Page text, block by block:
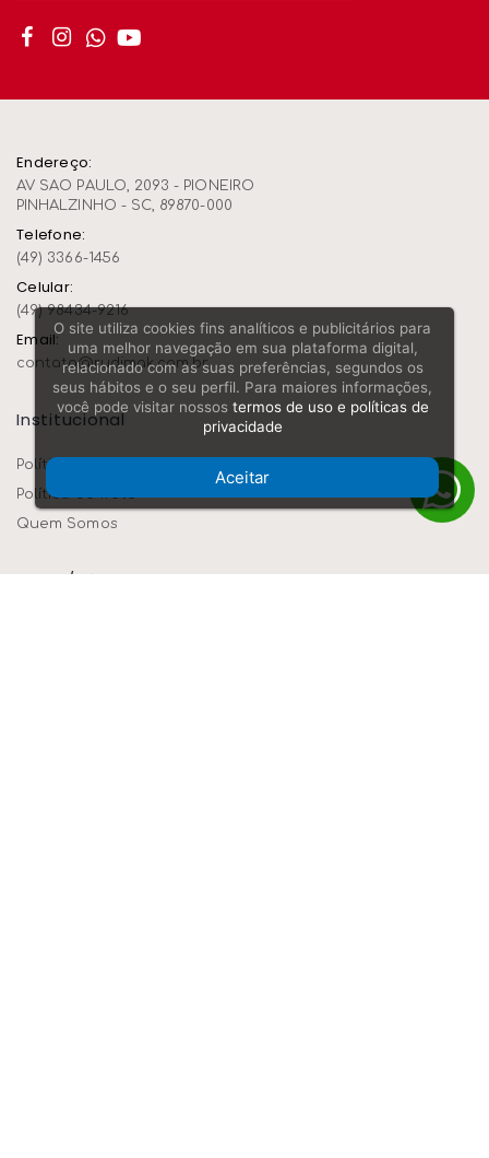
Endereço:
AV SAO PAULO, 2093 - PIONEIRO
PINHALZINHO - SC, 89870-000
Telefone:
(49) 3366-1456
Celular:
(49) 98434-9216
Email:
contato@rudimak.com.br
Institucional
Política e privacidade
Política de frete
Quem Somos
Ajuda/dúvidas
O site utiliza cookies fins analíticos e publicitários para
uma melhor navegação em sua plataforma digital,
relacionado com as suas preferências, segundos os
seus hábitos e o seu perfil. Para maiores informações,
você pode visitar nossos termos de uso e políticas de
privacidade
Aceitar